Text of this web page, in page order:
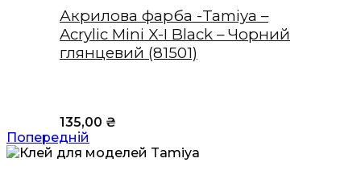
Акрилова фарба -Tamiya –
Acrylic Mini X-I Black – Чорний
глянцевий (81501)
135,00 ₴
Попередній